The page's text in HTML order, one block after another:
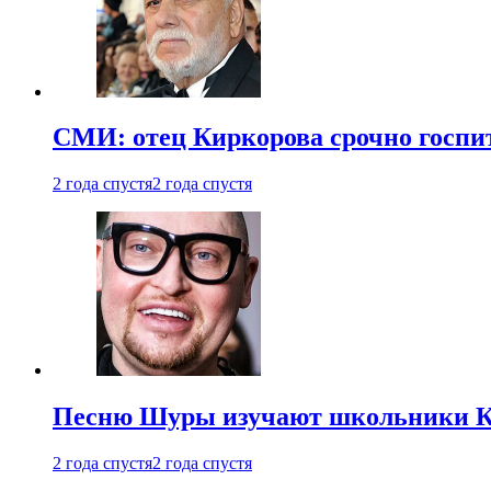
СМИ: отец Киркорова срочно
2 года спустя2 года спустя
Песню Шуры изучают школьники
2 года спустя2 года спустя